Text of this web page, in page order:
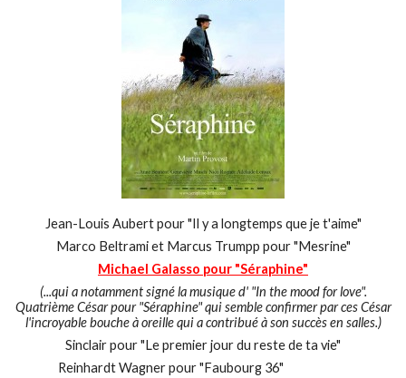
Jean-Louis Aubert pour "Il y a longtemps que je t'aime"
Marco Beltrami et Marcus Trumpp pour "Mesrine"
Michael Galasso pour "Séraphine"
(...qui a notamment signé la musique d' "In the mood for love".
Quatrième César pour "Séraphine" qui semble confirmer par ces César
l'incroyable bouche à oreille qui a contribué à son succès en salles.)
Sinclair pour "Le premier jour du reste de ta vie"
Reinhardt Wagner pour "Faubourg 36"